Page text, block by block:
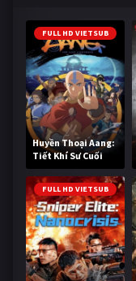
FULL HD VIETSUB
Huyền Thoại Aang:
Tiết Khí Sư Cuối
Cùng
FULL HD VIETSUB